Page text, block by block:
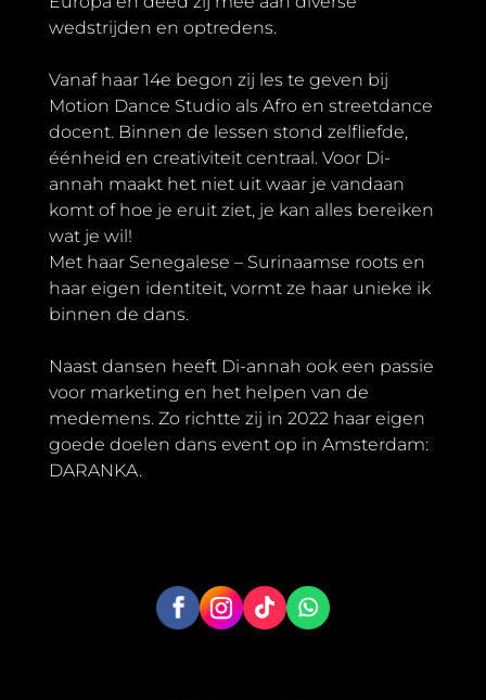
wedstrijden en optredens.
Vanaf haar 14e begon zij les te geven bij
Motion Dance Studio als Afro en streetdance
docent. Binnen de lessen stond zelfliefde,
éénheid en creativiteit centraal. Voor Di-
annah maakt het niet uit waar je vandaan
komt of hoe je eruit ziet, je kan alles bereiken
wat je wil!
Met haar Senegalese – Surinaamse roots en
haar eigen identiteit, vormt ze haar unieke ik
binnen de dans.
Naast dansen heeft Di-annah ook een passie
voor marketing en het helpen van de
medemens. Zo richtte zij in 2022 haar eigen
goede doelen dans event op in Amsterdam:
DARANKA.